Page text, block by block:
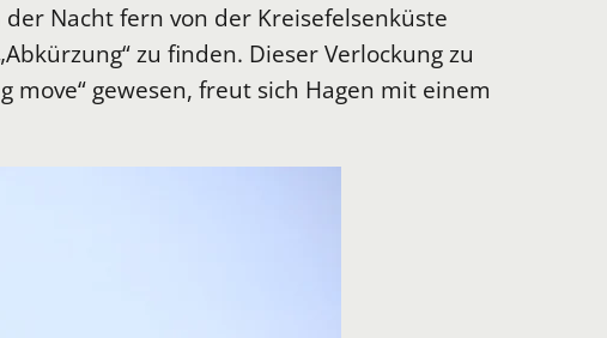
Nacht fern von der Kreisefelsenküste
zu finden. Dieser Verlockung zu
gewesen, freut sich Hagen mit einem